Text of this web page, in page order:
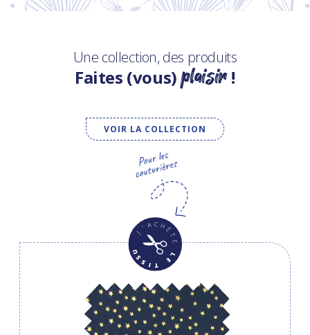
Une collection, des produits
Faites (vous)plaisir!
VOIR LA COLLECTION